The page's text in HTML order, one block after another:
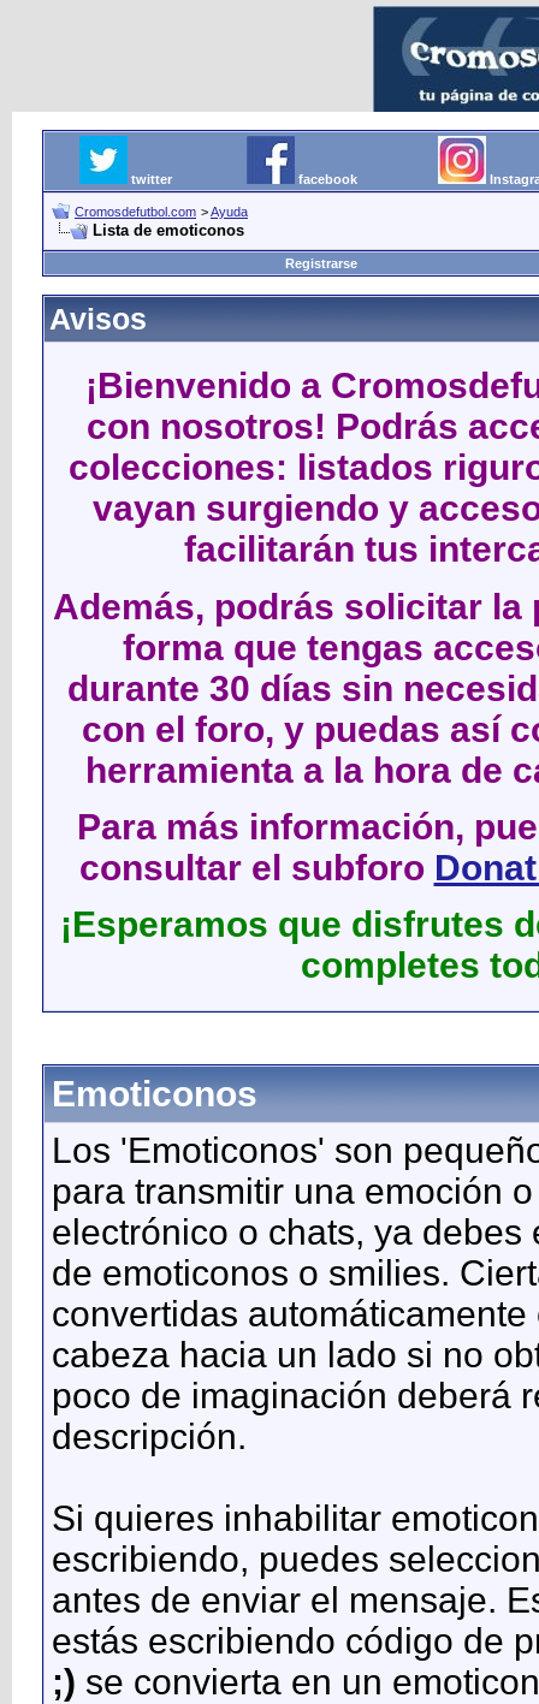
twitter facebook
Cromosdefutbol.com >Ayuda
Lista de emoticonos
Registrarse
Avisos
¡Bienvenido a
con nosotros! Podrás
colecciones: listados
vayan surgiendo y
facilitarán tus
Además, podrás solicitar
forma que tengas
durante 30 días sin
con el foro, y puedas así
herramienta a la hora de
Para más información,
consultar el subforo
¡Esperamos que disfrutes
completes
Emoticonos
Los 'Emoticonos' son
para transmitir una emoción
electrónico o chats, ya
de emoticonos o smilies.
convertidas
cabeza hacia un lado si no
poco de imaginación deberá
descripción.
Si quieres inhabilitar
escribiendo, puedes
antes de enviar el mensaje.
estás escribiendo código de
;) se convierta en un